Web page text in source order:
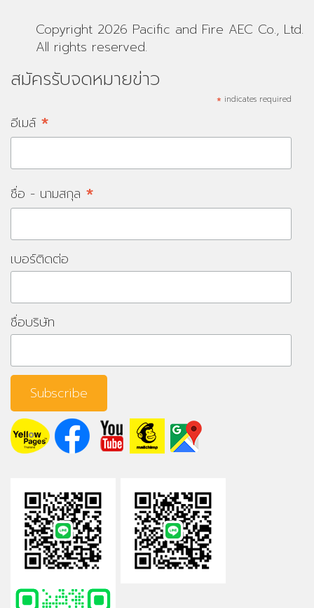
Copyright 2026 Pacific and Fire AEC Co., Ltd.
All rights reserved.
สมัครรับจดหมายข่าว
* indicates required
อีเมล์ *
ชื่อ - นามสกุล *
เบอร์ติดต่อ
ชื่อบริษัท